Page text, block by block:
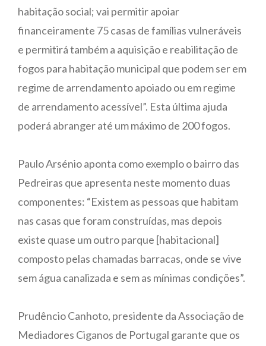
habitação social; vai permitir apoiar
financeiramente 75 casas de famílias vulneráveis
e permitirá também a aquisição e reabilitação de
fogos para habitação municipal que podem ser em
regime de arrendamento apoiado ou em regime
de arrendamento acessível”. Esta última ajuda
poderá abranger até um máximo de 200 fogos.
Paulo Arsénio aponta como exemplo o bairro das
Pedreiras que apresenta neste momento duas
componentes: “Existem as pessoas que habitam
nas casas que foram construídas, mas depois
existe quase um outro parque [habitacional]
composto pelas chamadas barracas, onde se vive
sem água canalizada e sem as mínimas condições”.
Prudêncio Canhoto, presidente da Associação de
Mediadores Ciganos de Portugal garante que os